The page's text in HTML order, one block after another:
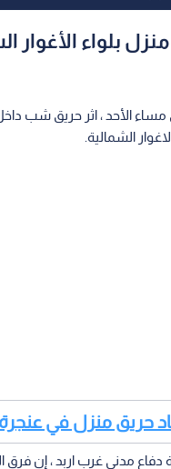
بلواء الأغوار
الأحد ، اثر حريق شب داخل
الشمالية.
حريق منزل في عنجرة
مدني غرب اربد ، إن فرق